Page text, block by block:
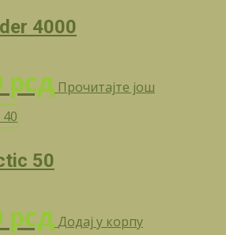
4000
рсд Прочитајте још
50
рсд Додај у корпу